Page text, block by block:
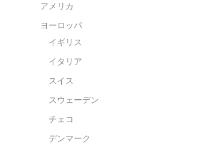
アメリカ
ヨーロッパ
イギリス
イタリア
スイス
スウェーデン
チェコ
デンマーク